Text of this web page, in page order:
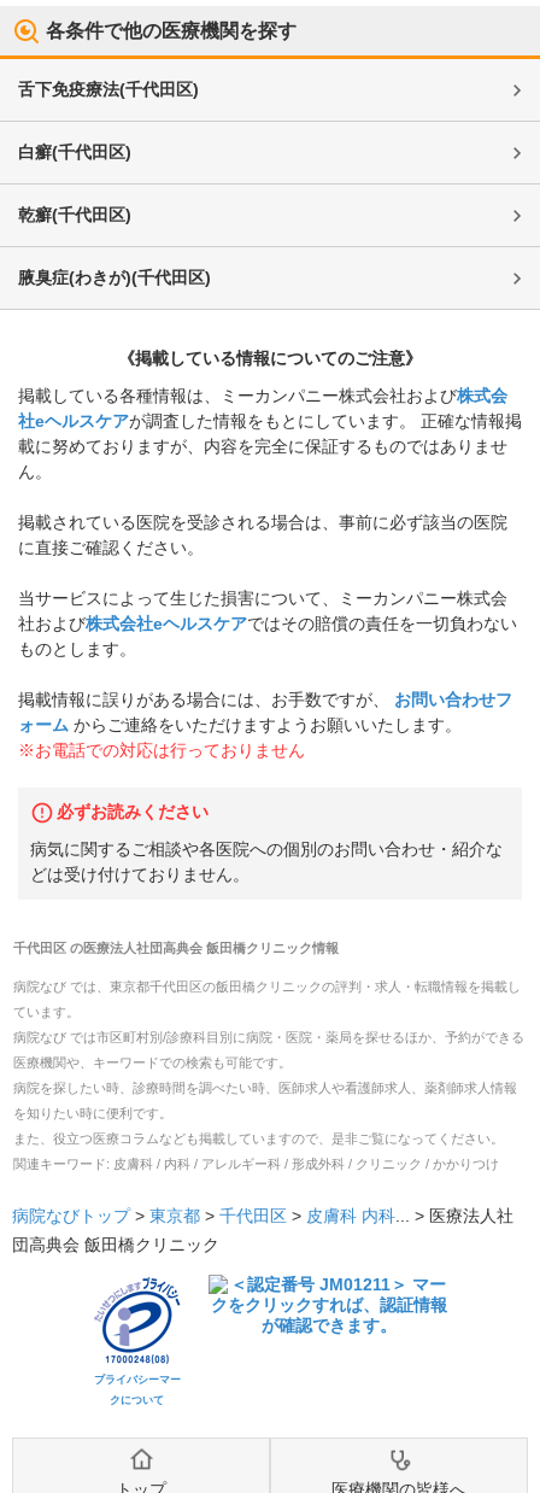
各条件で他の医療機関を探す
舌下免疫療法(千代田区)
白癬(千代田区)
乾癬(千代田区)
腋臭症(わきが)(千代田区)
《掲載している情報についてのご注意》
掲載している各種情報は、ミーカンパニー株式会社および株式会
社eヘルスケアが調査した情報をもとにしています。 正確な情報掲
載に努めておりますが、内容を完全に保証するものではありませ
ん。
掲載されている医院を受診される場合は、事前に必ず該当の医院
に直接ご確認ください。
当サービスによって生じた損害について、ミーカンパニー株式会
社および株式会社eヘルスケアではその賠償の責任を一切負わない
ものとします。
掲載情報に誤りがある場合には、お手数ですが、
お問い合わせフ
ォーム からご連絡をいただけますようお願いいたします。
※お電話での対応は行っておりません
必ずお読みください
病気に関するご相談や各医院への個別のお問い合わせ・紹介な
どは受け付けておりません。
千代田区 の医療法人社団高典会 飯田橋クリニック情報
病院なび では、 東京都千代田区の飯田橋クリニックの評判・求人・転職情報を掲載し
ています。
病院なび では市区町村別/診療科目別に病院・医院・薬局を探せるほか、予約ができる
医療機関や、キーワードでの検索も可能です。
病院を探したい時、診療時間を調べたい時、医師求人や看護師求人、薬剤師求人情報
を知りたい時に便利です。
また、役立つ医療コラムなども掲載していますので、是非ご覧になってください。
関連キーワード: 皮膚科 / 内科 / アレルギー科 / 形成外科 / クリニック / かかりつけ
病院なびトップ > 東京都 > 千代田区 > 皮膚科 内科 ... > 医療法人社
団高典会 飯田橋クリニック
プライバシーマー
クについて